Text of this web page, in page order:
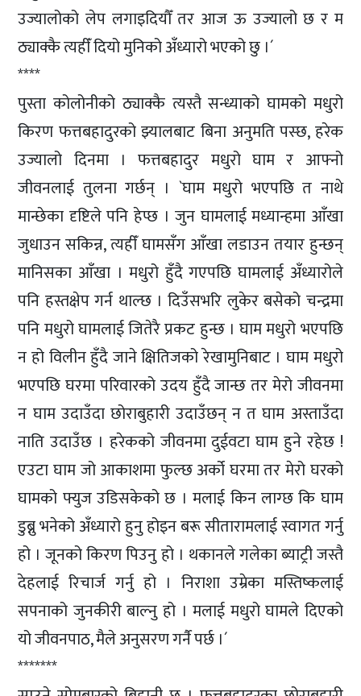
उज्यालोको लेप लगाइदियौँ तर आज ऊ उज्यालो छ र म
ठ्याक्कै त्यहीँ दियो मुनिको अँध्यारो भएको छु ।´
****
पुस्ता कोलोनीको ठ्याक्कै त्यस्तै सन्ध्याको घामको मधुरो
किरण फत्तबहादुरको झ्यालबाट बिना अनुमति पस्छ, हरेक
उज्यालो दिनमा । फत्तबहादुर मधुरो घाम र आफ्नो
जीवनलाई तुलना गर्छन् । `घाम मधुरो भएपछि त नाथे
मान्छेका दृष्टिले पनि हेप्छ । जुन घामलाई मध्यान्हमा आँखा
जुधाउन सकिन्न, त्यहीँ घामसँग आँखा लडाउन तयार हुन्छन्
मानिसका आँखा । मधुरो हुँदै गएपछि घामलाई अँध्यारोले
पनि हस्तक्षेप गर्न थाल्छ । दिउँसभरि लुकेर बसेको चन्द्रमा
पनि मधुरो घामलाई जितेरै प्रकट हुन्छ । घाम मधुरो भएपछि
न हो विलीन हुँदै जाने क्षितिजको रेखामुनिबाट । घाम मधुरो
भएपछि घरमा परिवारको उदय हुँदै जान्छ तर मेरो जीवनमा
न घाम उदाउँदा छोराबुहारी उदाउँछन् न त घाम अस्ताउँदा
नाति उदाउँछ । हरेकको जीवनमा दुईवटा घाम हुने रहेछ !
एउटा घाम जो आकाशमा फुल्छ अर्को घरमा तर मेरो घरको
घामको फ्युज उडिसकेको छ । मलाई किन लाग्छ कि घाम
डुब्नु भनेको अँध्यारो हुनु होइन बरू सीतारामलाई स्वागत गर्नु
हो । जूनको किरण पिउनु हो । थकानले गलेका ब्याट्री जस्तै
देहलाई रिचार्ज गर्नु हो । निराशा उम्रेका मस्तिष्कलाई
सपनाको जुनकीरी बाल्नु हो । मलाई मधुरो घामले दिएको
यो जीवनपाठ, मैले अनुसरण गर्नै पर्छ ।´
*******